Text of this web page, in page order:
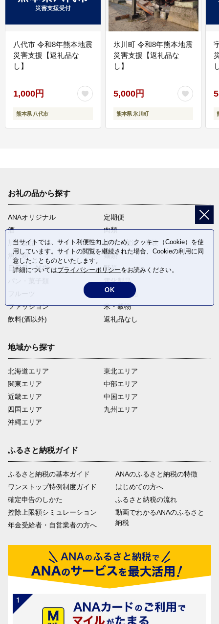
八代市 令和8年熊本地震
災害支援【返礼品な
し】
1,000円
熊本県 八代市
氷川町 令和8年熊本地震
災害支援【返礼品な
し】
5,000円
熊本県 氷川町
お礼の品から探す
ANAオリジナル
定期便
酒
肉類
加工食品
旅行・宿泊・体験
魚介類
麺類
日用品・雑貨
野菜
電化製品
卵・乳製品
ファッション
米・穀物
飲料(酒以外)
返礼品なし
地域から探す
北海道エリア
関東エリア
近畿エリア
四国エリア
沖縄エリア
東北エリア
中部エリア
中国エリア
九州エリア
ふるさと納税ガイド
ふるさと納税の基本ガイド
ワンストップ特例制度ガイド
確定申告のしかた
控除上限額シミュレーション
年金受給者・自営業者の方へ
ANAのふるさと納税の特徴
はじめての方へ
ふるさと納税の流れ
動画でわかるANAのふるさと
納税
当サイトでは、サイト利便性向上のため、クッキー（Cookie）を使
用しています。サイトの閲覧を継続された場合、Cookieの利用に同
意したことものといたします。
詳細についてはプライバシーポリシーをお読みください。
OK